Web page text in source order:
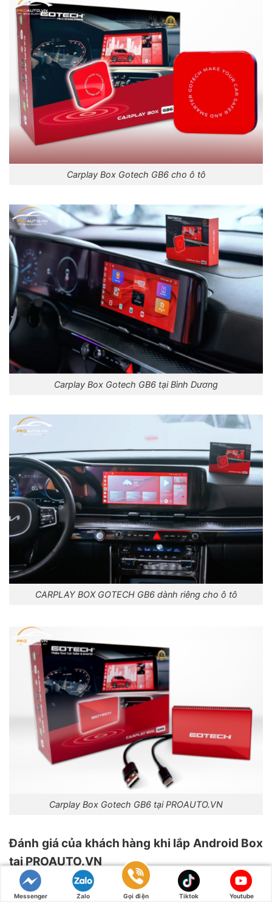
Carplay Box Gotech GB6 cho ô tô
Carplay Box Gotech GB6 tại Bình Dương
CARPLAY BOX GOTECH GB6 dành riêng cho ô tô
Carplay Box Gotech GB6 tại PROAUTO.VN
Đánh giá của khách hàng khi lắp Android Box
tại PROAUTO.VN
Messenger Zalo Gọi điện Tiktok Youtube